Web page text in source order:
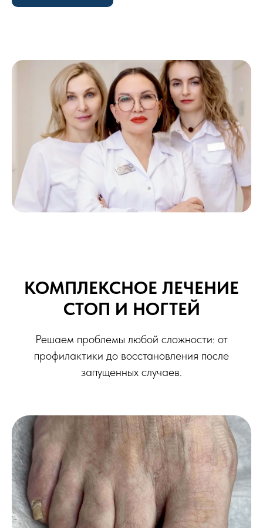
КОМПЛЕКСНОЕ ЛЕЧЕНИЕ
СТОП И НОГТЕЙ
Решаем проблемы любой сложности: от
профилактики до восстановления после
запущенных случаев.